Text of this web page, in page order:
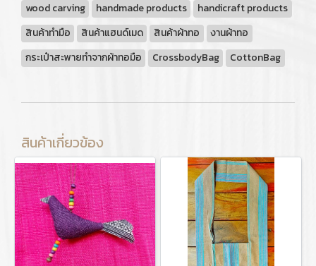
wood carving handmade products
handicraft products
สินค้าทำมือ
สินค้าแฮนด์เมด สินค้าผ้าทอ
งานผ้าทอ
กระเป๋าสะพายทำจากผ้าทอมือ
CrossbodyBag CottonBag
สินค้าเกี่ยวข้อง